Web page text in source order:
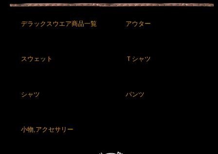
デラックスウエア商品一覧 アウター
スウェット Ｔシャツ
シャツ パンツ
小物,アクセサリー